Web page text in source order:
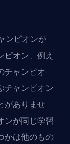
ンピオンが
オン、例え
チャンピオ
チャンピオン
がありませ
ンが同じ学習
かは他のもの